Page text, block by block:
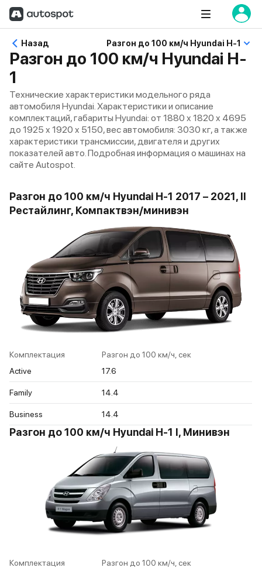
Назад Разгон до 100 км/ч Hyundai H-1
Разгон до 100 км/ч Hyundai H-
1
Технические характеристики модельного ряда
автомобиля Hyundai. Характеристики и описание
комплектаций, габариты Hyundai: от 1880 x 1820 x 4695
до 1925 x 1920 x 5150, вес автомобиля: 3030 кг, а также
характеристики трансмиссии, двигателя и других
показателей авто. Подробная информация о машинах на
сайте Autospot.
Разгон до 100 км/ч Hyundai H-1 2017 – 2021, II
Рестайлинг, Компактвэн/минивэн
Комплектация
Разгон до 100 км/ч, сек
Active
17.6
Family 14.4
Business 14.4
Разгон до 100 км/ч Hyundai H-1 I, Минивэн
Комплектация
Разгон до 100 км/ч, сек